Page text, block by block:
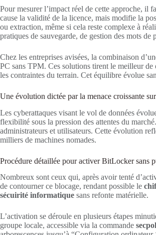
Pour mesurer l’impact réel de cette approche, il
cause la validité de la licence, mais modifie la
ou extraction, même si cela reste complexe à
pratiques de sauvegarde, de gestion des mots de
Chez les entreprises avisées, la combinaison
PC sans TPM. Ces solutions tirent le meilleur de
les contraintes du terrain. Cet équilibre évolue
Une évolution dictée par la menace croissante
Les cyberattaques visant le vol de données
flexibilité sous la pression des attentes du
administrateurs et utilisateurs. Cette évolution
milliers de machines nomades.
Procédure détaillée pour activer BitLocker sans
Nombreux sont ceux qui, après avoir tenté
de contourner ce blocage, rendant possible le
sécuirité informatique sans refonte matérielle.
L’activation se déroule en plusieurs étapes
groupe locale, accessible via la commande